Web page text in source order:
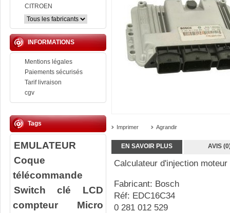
CITROEN
INFORMATIONS
Mentions légales
Paiements sécurisés
Tarif livraison
cgv
Tags
EMULATEUR
Coque
télécommande
Switch clé
LCD
compteur
Micro
Imprimer Agrandir
EN SAVOIR PLUS AVIS
Calculateur d'injection moteur
Fabricant: Bosch
Réf: EDC16C34
0 281 012 529